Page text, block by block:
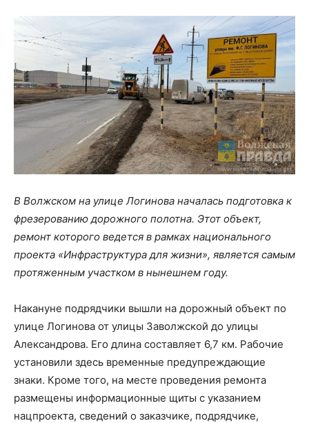
В Волжском на улице Логинова началась подготовка к
фрезерованию дорожного полотна. Этот объект,
ремонт которого ведется в рамках национального
проекта «Инфраструктура для жизни», является самым
протяженным участком в нынешнем году.
Накануне подрядчики вышли на дорожный объект по
улице Логинова от улицы Заволжской до улицы
Александрова. Его длина составляет 6,7 км. Рабочие
установили здесь временные предупреждающие
знаки. Кроме того, на месте проведения ремонта
размещены информационные щиты с указанием
нацпроекта, сведений о заказчике, подрядчике,